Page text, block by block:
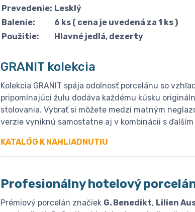
Prevedenie: Lesklý
Balenie:
6 ks ( cena je uvedená za 1 ks )
Použitie:
Hlavné jedlá, dezerty
GRANIT kolekcia
Kolekcia GRANIT spája odolnosť porcelánu so
pripomínajúci žulu dodáva každému kúsku
stolovania. Vybrať si môžete medzi matným
verzie vyniknú samostatne aj v kombinácii s ďalším
KATALÓG K NAHLIADNUTIU
Profesionálny hotelový
Prémiový porcelán značiek G. Benedikt, Lilien